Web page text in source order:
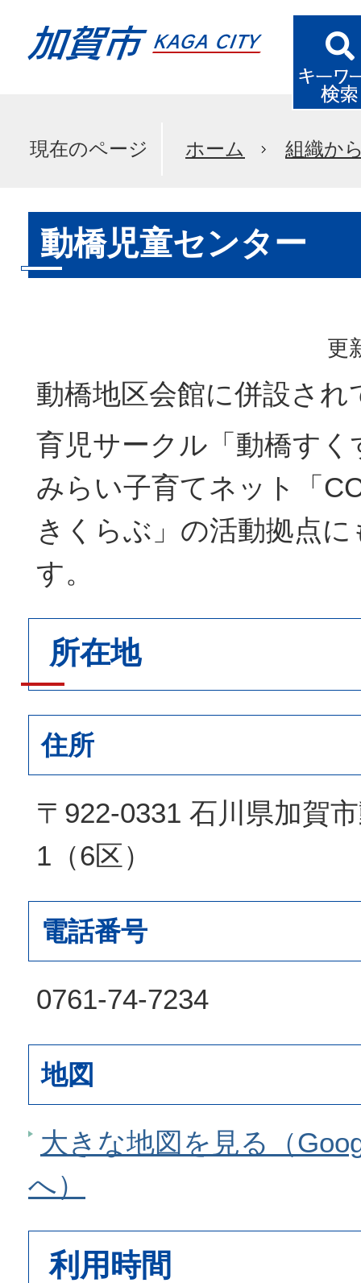
現在のページ ホーム 組織か
動橋児童センター
更
動橋地区会館に併設され
育児サークル「動橋す
みらい子育てネット「
きくらぶ」の活動拠点
す。
所在地
住所
〒922-0331 石川県加賀
1（6区）
電話番号
0761-74-7234
地図
大きな地図を見る（
へ）
利用時間